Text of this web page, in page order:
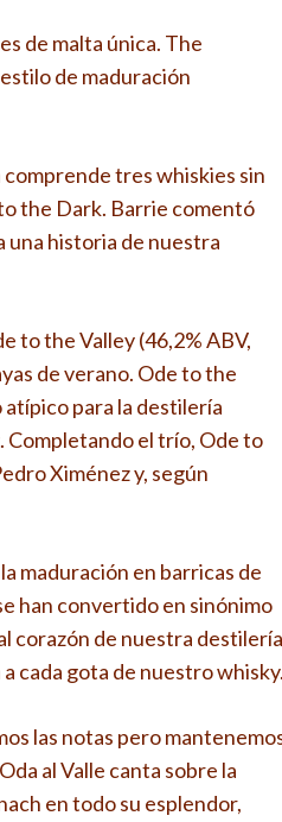
de malta única. The
de maduración
tres whiskies sin
the Dark. Barrie comentó
una historia de nuestra
to the Valley (46,2% ABV,
de verano. Ode to the
atípico para la destilería
Completando el trío, Ode to
Ximénez y, según
maduración en barricas de
han convertido en sinónimo
corazón de nuestra
cada gota de nuestro
las notas pero
al Valle canta sobre la
en todo su esplendor,